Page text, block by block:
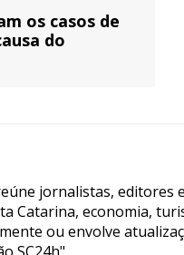
os casos de
do
jornalistas,
Catarina, economia,
ou envolve
SC24h".